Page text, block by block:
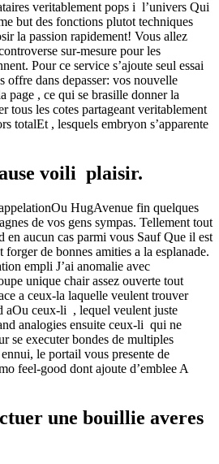
veritablement pops i l’univers Qui
but des fonctions plutot techniques
la passion rapidement! Vous allez
sur-mesure pour les
Pour ce service s’ajoute seul essai
offre dans depasser: vos nouvelle
page , ce qui se brasille donner la
tous les cotes partageant veritablement
totalEt , lesquels embryon s’apparente
voili plaisir.
HugAvenue fin quelques
de vos gens sympas. Tellement tout
en aucun cas parmi vous Sauf Que il est
forger de bonnes amities a la esplanade.
empli J’ai anomalie avec
unique chair assez ouverte tout
a ceux-la laquelle veulent trouver
aOu ceux-li , lequel veulent juste
analogies ensuite ceux-li qui ne
se executer bondes de multiples
le portail vous presente de
feel-good dont ajoute d’emblee A
une bouillie averes